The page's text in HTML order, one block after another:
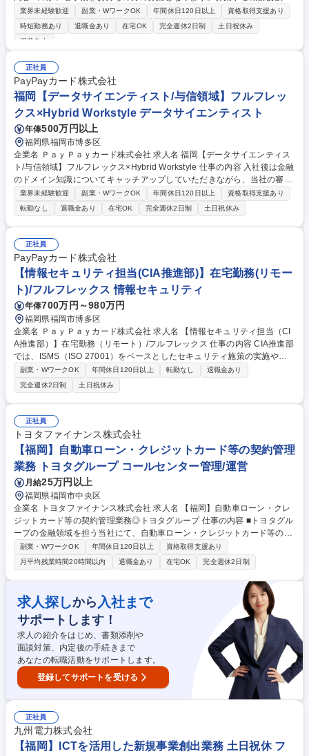
つい ては特に限定しておらず、応募される方のご経験やご要望、またその
時点 における弊社の人事戦略にもとづき配置を決定いたします。 ※主な
職種としては、営業職、システムエンジニア職、カストマーエンジニア
・庶務業務：予算・OP作成 ・特約店契約・管理 ・DX推進：業務改善/企
画検討 ・営業サポート業務（顧客対応/システム 入力、支社内運用業務）
・ネットワーク管理 募集職種 九州エリア:オープンポジション【障がい者
手帳をお持ちの方対象】
業界未経験歓迎 副業・WワークOK 年間休日120日以上
資格取得支援あり
時短勤務あり
退職金あり 在宅OK 完全週休2日制
土日祝休み
服装自由
正社員
PayPayカード株式会社
福岡【データサイエンティスト/与信領域】フルフレッ
クス×Hybrid Workstyle データサイエンティスト
年俸500万円以上
福岡県福岡市博多区
企業名 ＰａｙＰａｙカード株式会社 求人名 福岡【データサイエンティス
ト/与信領域】フルフレックス×Hybrid Workstyle 仕事の内容 入社後は金融
のドメイン知識についてキャッチアップしていただきながら、当社の審査
企画本部において統計的手法や機械学習的手法を使った高度な分析を行
い、分析した結果を業務適応していただきます。 現在、審査や債権回収に
おけるモデリング～アクション実施等、案件が多数走っており、経営に対
して数千万円規模の利益改善が見込めるようなインパクトのある業務に携
わることができます。審査部門や債権回収部門などの領域における課題を
すくいあげ、機械学習を活用し課題解決に導き、その後の運用までを考え
構築いただける方を募集します。 募集職種 福岡【データサイエンティス
ト/与信領域】フルフレックス×Hybrid Workstyle
業界未経験歓迎 副業・WワークOK 年間休日120日以上
資格取得支援あり
転勤なし
退職金あり 在宅OK 完全週休2日制 土日祝休み
正社員
PayPayカード株式会社
【情報セキュリティ担当(CIA推進部)】在宅勤務(リモー
ト)/フルフレックス 情報セキュリティ
年俸700万円～980万円
福岡県福岡市博多区
企業名 ＰａｙＰａｙカード株式会社 求人名 【情報セキュリティ担当（CI
A推進部）】在宅勤務（リモート）/フルフレックス 仕事の内容 CIA推進部
では、ISMS（ISO 27001）をベースとしたセキュリティ施策の実施や、B
CP対応に関する施策の推進を行っています。セキュリティ体制のさらな
る強化を目的として、人財の拡充を図ることとなりました。 情報セキュリ
ティの維持・管理に関わる以下の業務をご担当いただきます。 ■ISMS(IS
O 27001)をベースとしたセキュリティマネジメントの運用 ■社内規程およ
び関連法令を踏まえた社内ルールの策定・維持管理 ■策定した社内規程・
ルールに関する社内からの相談対応 ■セキュリティ教育の企画、立案、資
料作成および運用 ■官公庁関連の要求事項の取りまとめおよび対応 など
募集職種 【情報セキュリティ担当（CIA推進部）】在宅勤務（リモート）/
フルフレックス
副業・WワークOK 年間休日120日以上 転勤なし
退職金あり
完全週休2日制
土日祝休み
正社員
トヨタファイナンス株式会社
【福岡】自動車ローン・クレジットカード等の契約管理
業務 トヨタグループ コールセンター管理/運営
月給25万円以上
福岡県福岡市中央区
企業名 トヨタファイナンス株式会社 求人名 【福岡】自動車ローン・クレ
ジットカード等の契約管理業務◎トヨタグループ 仕事の内容 ■トヨタグル
ープの金融領域を担う当社にて、自動車ローン・クレジットカード等の契
約管理業務をご担当いただきます。ご経験に応じて下記の業務の中からお
任せいたします。 【詳細】■各自動車ローン・クレジットカード契約の契
約管理業務■債権回収業務（支払い延滞顧客に対する督促業務）※初期延
滞は電話のみの督促となり、基本的にはご自身で行うのではなく指示を行
った上で顧客対応業務は別のオペレーターが対応いたします。3ヶ月以上
の延滞が続く場合、顧客との直接対応が発生する場合があります。（※基
本は2人1組で対応)■顧客からの返済相談対応■コールセンターオペレータ
ーの管理業務 募集職種 【福岡】自動車ローン・クレジットカード等の契
約管理業務◎トヨタグループ
副業・WワークOK 年間休日120日以上
資格取得支援あり
月平均残業時間20時間以内
退職金あり 在宅OK 完全週休2日制
求人探しから 入社まで
サポートします！
求人の紹介をはじめ、書類添削や
面談対策、内定後の手続きまで
あなたの転職活動をサポートします。
登録してサポートを受ける
正社員
九州電力株式会社
【福岡】ICTを活用した新規事業創出業務 土日祝休 フ